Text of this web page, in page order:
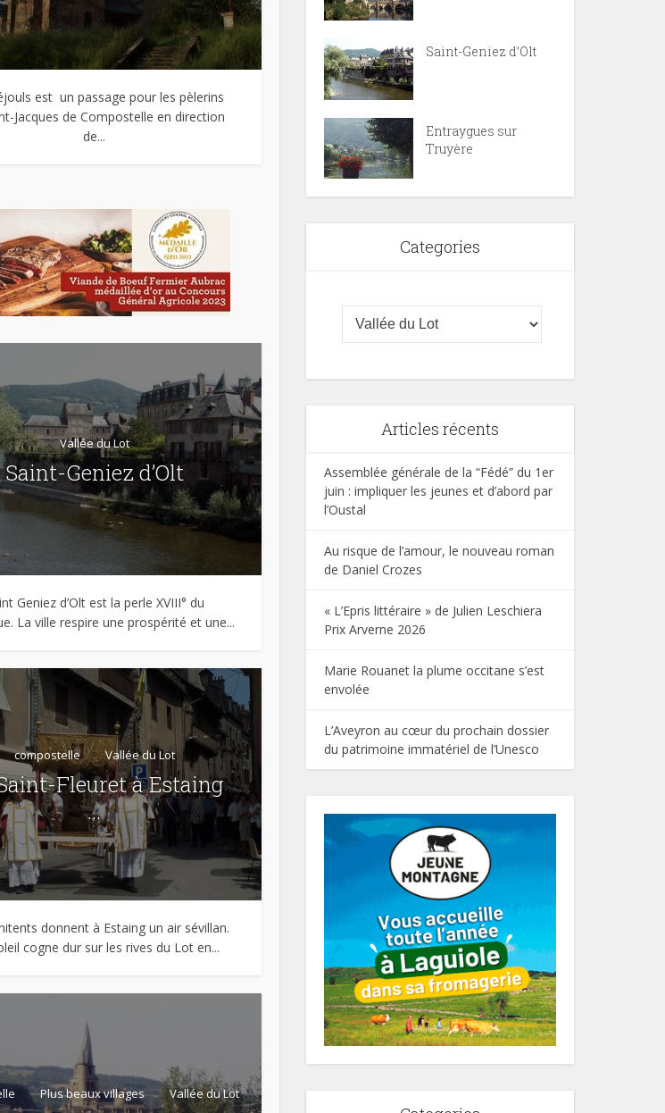
est un passage pour les pèlerins
Jacques de Compostelle en direction
de...
Vallée du Lot
Saint-Geniez d’Olt
Geniez d’Olt est la perle XVIII° du
La ville respire une prospérité et une...
compostelle Vallée du Lot
Fleuret à Estaing
…
donnent à Estaing un air sévillan.
cogne dur sur les rives du Lot en...
Plus beaux villages Vallée du Lot
Saint-Geniez d’Olt
Entraygues sur
Truyère
Categories
Articles récents
Assemblée générale de la “Fédé” du 1er
juin : impliquer les jeunes et d’abord par
l’Oustal
Au risque de l’amour, le nouveau roman
de Daniel Crozes
« L’Epris littéraire » de Julien Leschiera
Prix Arverne 2026
Marie Rouanet la plume occitane s’est
envolée
L’Aveyron au cœur du prochain dossier
du patrimoine immatériel de l’Unesco